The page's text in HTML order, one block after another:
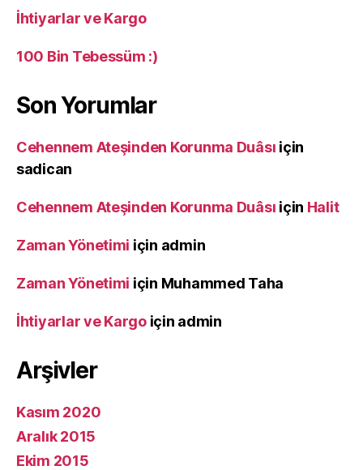
İhtiyarlar ve Kargo
100 Bin Tebessüm :)
Son Yorumlar
Cehennem Ateşinden Korunma Duâsı için
sadican
Cehennem Ateşinden Korunma Duâsı için Halit
Zaman Yönetimi için admin
Zaman Yönetimi için Muhammed Taha
İhtiyarlar ve Kargoiçin admin
Arşivler
Kasım 2020
Aralık 2015
Ekim 2015